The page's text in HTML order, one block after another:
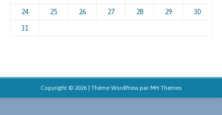
24 25 26 27 28 29 30
31
Copyright © 2026 | Thème WordPress par MH Themes